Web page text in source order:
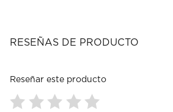
RESEÑAS DE PRODUCTO
Reseñar este producto